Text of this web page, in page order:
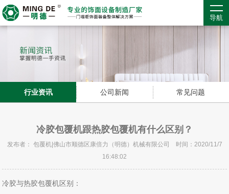
导航
行业资讯 公司新闻 常见问题
冷胶包覆机跟热胶包覆机有什么区别？
发布者： 包覆机|佛山市顺德区康倍力（明德）机械有限公司 时间：2020/11/7
16:48:02
冷胶与热胶包覆机区别：